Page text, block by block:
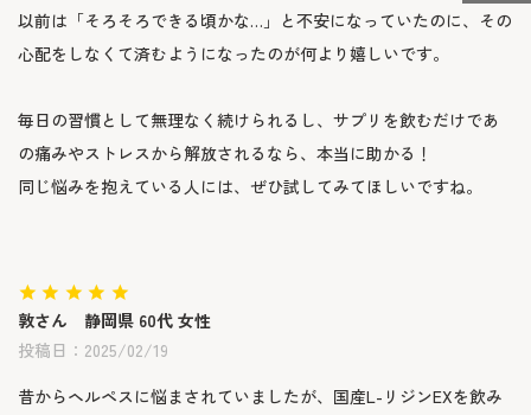
以前は「そろそろできる頃かな…」と不安になっていたのに、その
心配をしなくて済むようになったのが何より嬉しいです。
毎日の習慣として無理なく続けられるし、サプリを飲むだけであ
の痛みやストレスから解放されるなら、本当に助かる！
同じ悩みを抱えている人には、ぜひ試してみてほしいですね。
敦 静岡県 60代 女性
投稿日
2025/02/19
昔からヘルペスに悩まされていましたが、国産L-リジンEXを飲み